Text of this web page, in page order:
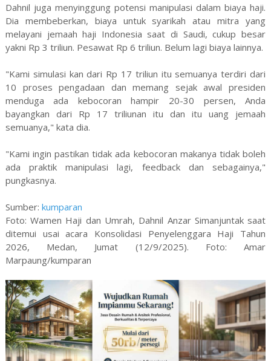
Dahnil juga menyinggung potensi manipulasi dalam biaya haji.
Dia membeberkan, biaya untuk syarikah atau mitra yang
melayani jemaah haji Indonesia saat di Saudi, cukup besar
yakni Rp 3 triliun. Pesawat Rp 6 triliun. Belum lagi biaya lainnya.
"Kami simulasi kan dari Rp 17 triliun itu semuanya terdiri dari
10 proses pengadaan dan memang sejak awal presiden
menduga ada kebocoran hampir 20-30 persen, Anda
bayangkan dari Rp 17 triliunan itu dan itu uang jemaah
semuanya," kata dia.
"Kami ingin pastikan tidak ada kebocoran makanya tidak boleh
ada praktik manipulasi lagi, feedback dan sebagainya,"
pungkasnya.
Sumber: kumparan
Foto: Wamen Haji dan Umrah, Dahnil Anzar Simanjuntak saat
ditemui usai acara Konsolidasi Penyelenggara Haji Tahun
2026, Medan, Jumat (12/9/2025). Foto: Amar
Marpaung/kumparan